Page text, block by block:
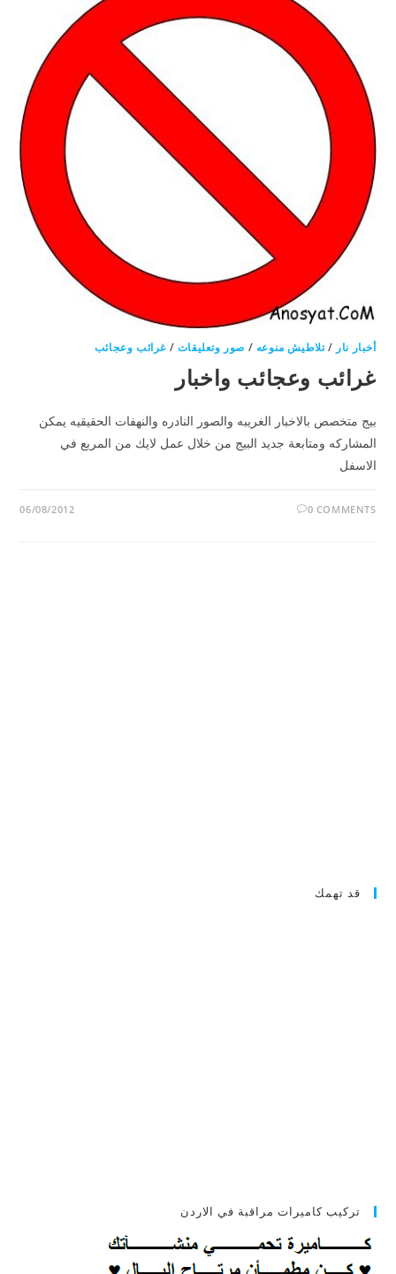
أخبار نار /تلاطيش منوعه / صور وتعليقات /غرائب وعجائب
غرائب وعجائب واخبار
بيج متخصص بالاخبار الغريبه والصور النادره والنهفات الحقيقيه يمكن
المشاركه ومتابعة جديد البيج من خلال عمل لايك من المربع في
الاسفل
0 COMMENTS
06/08/2012
قد تهمك
تركيب كاميرات مراقبة في الاردن